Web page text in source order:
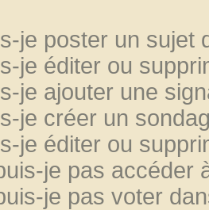
je poster un sujet
je éditer ou
je ajouter une
je créer un
je éditer ou
je pas accéder
je pas voter